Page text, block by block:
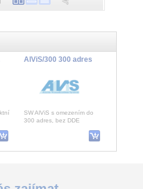
AlViS/300 300 adres
SW AlViS s omezením do
300 adres, bez DDE